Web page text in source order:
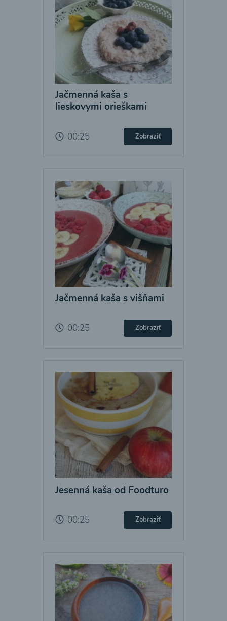
Jačmenná kaša s
lieskovymi orieškami
00:25 Zobraziť
Jačmenná kaša s višňami
00:25 Zobraziť
Jesenná kaša od Foodturo
00:25 Zobraziť